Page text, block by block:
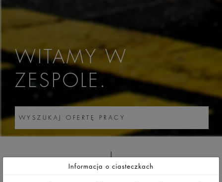
WITAMY W
ZESPOLE.
Informacja o ciasteczkach